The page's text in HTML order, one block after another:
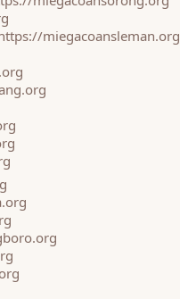
miegacoansleman.org